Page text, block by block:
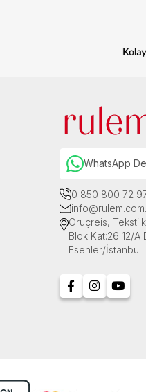
WhatsApp
0 850 800 72
Oruçreis,
Blok Kat:26 12/
Esenler/İstanbul